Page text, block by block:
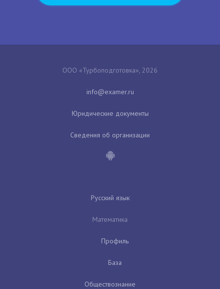
ООО «Турбоподготовка», 2026
Юридические документы
Сведения об организации
Русский язык
Математика
Профиль
База
Обществознание